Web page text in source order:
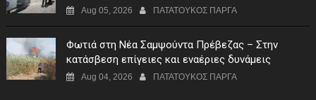
Aug 05, 2026 ΠΑΤΑΤΟΥΚΟΣ ΠΑΡΓΑ
Φωτιά στη Νέα Σαμψούντα Πρέβεζας – Στην
κατάσβεση επίγειες και εναέριες δυνάμεις
Aug 04, 2026 ΠΑΤΑΤΟΥΚΟΣ ΠΑΡΓΑ